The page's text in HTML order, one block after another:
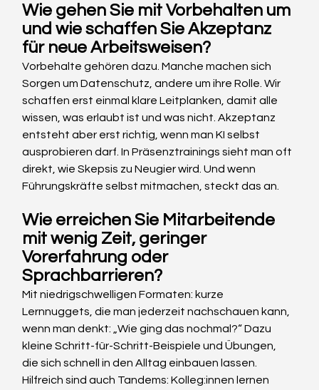
Wie gehen Sie mit Vorbehalten um
und wie schaffen Sie Akzeptanz
für neue Arbeitsweisen?
Vorbehalte gehören dazu. Manche machen sich
Sorgen um Datenschutz, andere um ihre Rolle. Wir
schaffen erst einmal klare Leitplanken, damit alle
wissen, was erlaubt ist und was nicht. Akzeptanz
entsteht aber erst richtig, wenn man KI selbst
ausprobieren darf. In Präsenztrainings sieht man oft
direkt, wie Skepsis zu Neugier wird. Und wenn
Führungskräfte selbst mitmachen, steckt das an.
Wie erreichen Sie Mitarbeitende
mit wenig Zeit, geringer
Vorerfahrung oder
Sprachbarrieren?
Mit niedrigschwelligen Formaten: kurze
Lernnuggets, die man jederzeit nachschauen kann,
wenn man denkt: „Wie ging das nochmal?“ Dazu
kleine Schritt-für-Schritt-Beispiele und Übungen,
die sich schnell in den Alltag einbauen lassen.
Hilfreich sind auch Tandems: Kolleg:innen lernen